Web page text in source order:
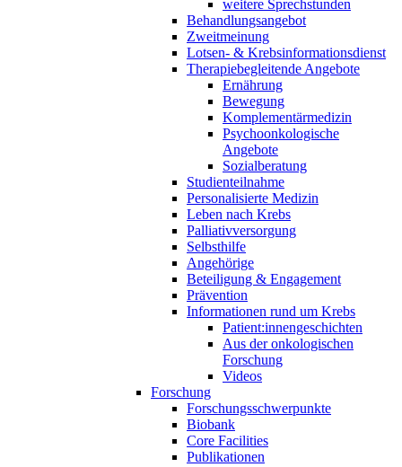
weitere Sprechstunden
Behandlungsangebot
Zweitmeinung
Lotsen- & Krebsinformationsdienst
Therapiebegleitende Angebote
Ernährung
Bewegung
Komplementärmedizin
Psychoonkologische
Angebote
Sozialberatung
Studienteilnahme
Personalisierte Medizin
Leben nach Krebs
Palliativversorgung
Selbsthilfe
Angehörige
Beteiligung & Engagement
Prävention
Informationen rund um Krebs
Patient:innengeschichten
Aus der onkologischen
Forschung
Videos
Forschung
Forschungsschwerpunkte
Biobank
Core Facilities
Publikationen